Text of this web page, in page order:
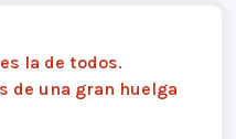
la de todos.
de una gran huelga